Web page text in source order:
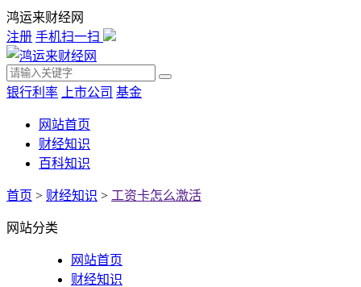
鸿运来财经网
注册 手机扫一扫
银行利率 上市公司 基金
网站首页
财经知识
百科知识
首页 > 财经知识 > 工资卡怎么激活
网站分类
网站首页
财经知识